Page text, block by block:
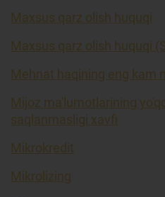
Maxsus qarz olish huquqi
Maxsus qarz olish huquqi
Mehnat haqining eng kam
Mijoz ma'lumotlarining
saqlanmasligi xavfi
Mikrokredit
Mikrolizing